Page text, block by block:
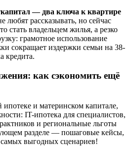
— два ключа к квартире
любят рассказывать, но сейчас
стать владельцем жилья, а резко
грамотное использование
сокращает издержки семьи на 38-
кредита.
как сэкономить ещё
и материнском капитале,
IT-ипотека для специалистов,
и региональные льготы
разделе — пошаговые кейсы,
выгодных сценариев!